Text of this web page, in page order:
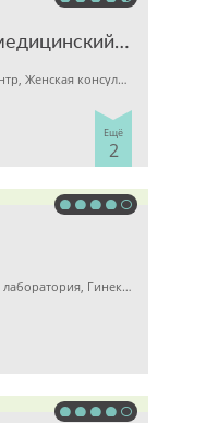
многопрофильный медицинский центр
Гинекология, Медицинский центр, Женская консультация
Ещё
2
Детская клиника, Медицинская лаборатория, Гинекология